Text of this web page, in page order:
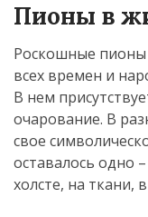
Пионы в
Роскошные пионы
всех времен и
В нем
очарование. В
свое
оставалось одно
холсте, на ткани,